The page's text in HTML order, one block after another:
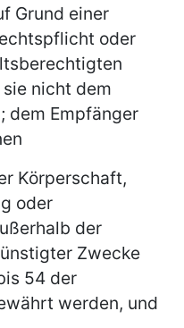
Grund einer
oder
nicht dem
dem Empfänger
Körperschaft,
oder
der
Zwecke
54 der
werden, und